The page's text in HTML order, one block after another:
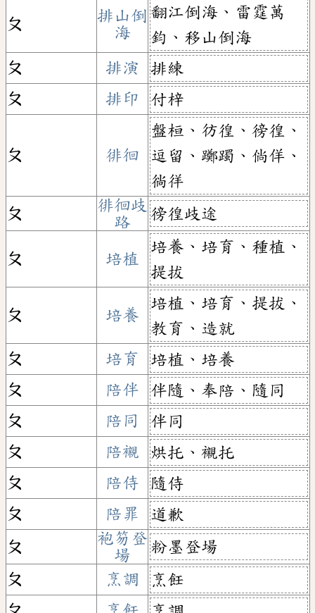
ㄆ
排山倒
海
翻江倒海、雷霆萬
鈞、移山倒海
ㄆ
排演
排練
ㄆ
排印 付梓
ㄆ 徘徊
盤桓、彷徨、徬徨、
逗留、躑躅、倘佯、
徜徉
ㄆ
徘徊歧
路
徬徨歧途
ㄆ 培植
培養、培育、種植、
提拔
ㄆ 培養
培植、培育、提拔、
教育、造就
ㄆ
培育
培植、培養
ㄆ
陪伴
伴隨、奉陪、隨同
ㄆ
陪同
伴同
ㄆ
陪襯
烘托、襯托
ㄆ
陪侍
隨侍
ㄆ
陪罪
道歉
ㄆ
袍笏登
場
粉墨登場
ㄆ
烹調
烹飪